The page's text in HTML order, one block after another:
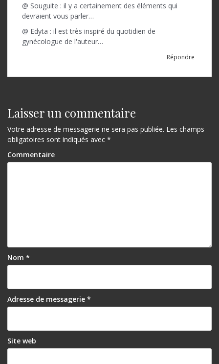
@ Souguite : il y a certainement des éléments qui
devraient vous parler…
@ Edyta : il est très inspiré du quotidien de
gynécologue de l'auteur…
Répondre
Laisser un commentaire
Votre adresse de messagerie ne sera pas publiée. Les champs
obligatoires sont indiqués avec *
Commentaire
Nom *
Adresse de messagerie *
Site web